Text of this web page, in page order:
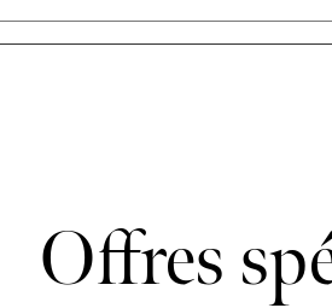
Offres